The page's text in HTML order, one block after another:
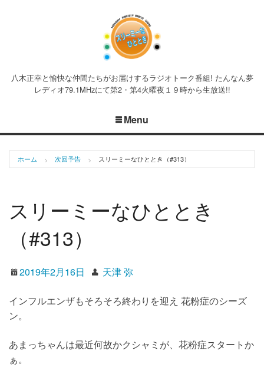
八木正幸と愉快な仲間たちがお届けするラジオトーク番組! たんなん夢
レディオ79.1MHzにて第2・第4火曜夜１９時から生放送!!
Menu
ホーム 次回予告 スリーミーなひととき（#313）
スリーミーなひととき
（#313）
2019年2月16日 天津 弥
インフルエンザもそろそろ終わりを迎え 花粉症のシーズ
ン。
あまっちゃんは最近何故かクシャミが、花粉症スタートか
ぁ。